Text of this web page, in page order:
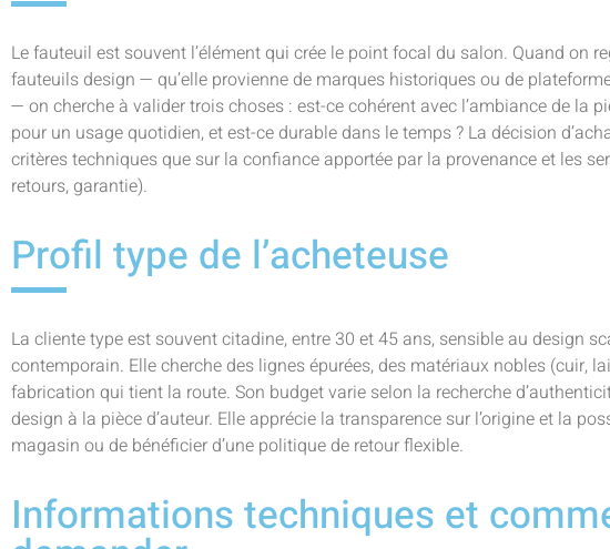
Le fauteuil est souvent l’élément qui crée le point focal du salon. Quand on
fauteuils design — qu’elle provienne de marques historiques ou de
— on cherche à valider trois choses : est-ce cohérent avec l’ambiance de la
pour un usage quotidien, et est-ce durable dans le temps ? La décision
critères techniques que sur la confiance apportée par la provenance et les
retours, garantie).
Profil type de l’acheteuse
La cliente type est souvent citadine, entre 30 et 45 ans, sensible au design
contemporain. Elle cherche des lignes épurées, des matériaux nobles (cuir,
fabrication qui tient la route. Son budget varie selon la recherche
design à la pièce d’auteur. Elle apprécie la transparence sur l’origine et la
magasin ou de bénéficier d’une politique de retour flexible.
Informations techniques et